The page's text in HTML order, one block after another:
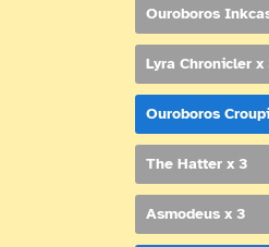
Ouroboros
Lyra Chronicler x
Ouroboros
The Hatter x 3
Asmodeus x 3